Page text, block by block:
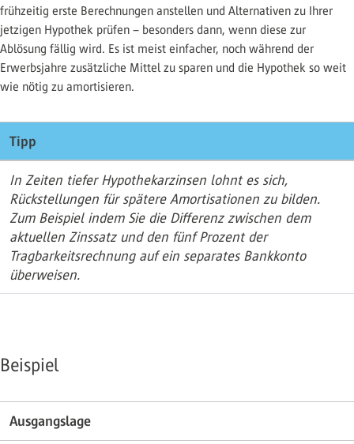
frühzeitig erste Berechnungen anstellen und Alternativen zu Ihrer
jetzigen Hypothek prüfen – besonders dann, wenn diese zur
Ablösung fällig wird. Es ist meist einfacher, noch während der
Erwerbsjahre zusätzliche Mittel zu sparen und die Hypothek so weit
wie nötig zu amortisieren.
Tipp
In Zeiten tiefer Hypothekarzinsen lohnt es sich,
Rückstellungen für spätere Amortisationen zu bilden.
Zum Beispiel indem Sie die Differenz zwischen dem
aktuellen Zinssatz und den fünf Prozent der
Tragbarkeitsrechnung auf ein separates Bankkonto
überweisen.
Beispiel
Ausgangslage